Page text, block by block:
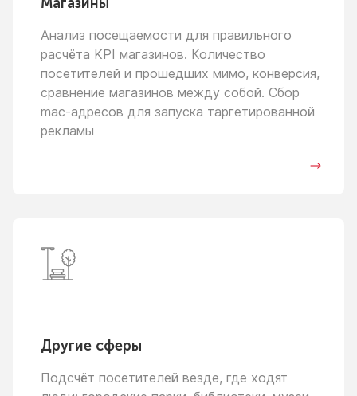
Анализ посещаемости для правильного
расчёта KPI магазинов. Количество
посетителей и прошедших мимо, конверсия,
сравнение магазинов между собой. Сбор
mac-адресов для запуска таргетированной
рекламы
Другие сферы
Подсчёт посетителей везде, где ходят